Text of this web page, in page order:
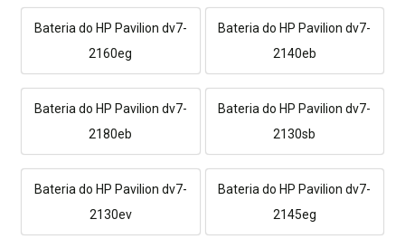
Bateria do HP Pavilion dv7-
2160eg
Bateria do HP Pavilion dv7-
2140eb
Bateria do HP Pavilion dv7-
2180eb
Bateria do HP Pavilion dv7-
2130sb
Bateria do HP Pavilion dv7-
2130ev
Bateria do HP Pavilion dv7-
2145eg